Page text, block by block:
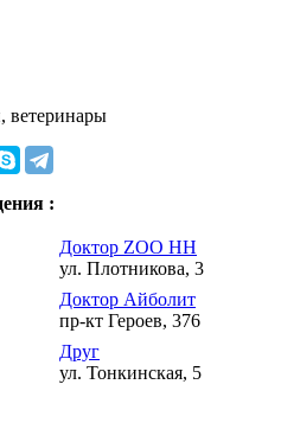
ветеринары
:
Доктор ZOO НН
ул. Плотникова, 3
Доктор Айболит
пр-кт Героев, 376
Друг
ул. Тонкинская, 5